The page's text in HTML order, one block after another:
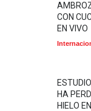
CON
EN VIVO
HA
HIELO